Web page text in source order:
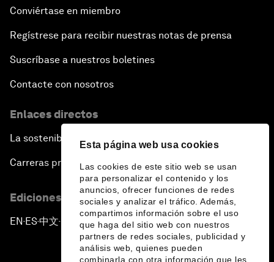
Esta página web usa cookies
Las cookies de este sitio web se usan
para personalizar el contenido y los
anuncios, ofrecer funciones de redes
sociales y analizar el tráfico. Además,
compartimos información sobre el uso
que haga del sitio web con nuestros
partners de redes sociales, publicidad y
análisis web, quienes pueden
combinarla con otra información que les
Conviértase en miembro
Regístrese para recibir nuestras notas de prensa
Suscríbase a nuestros boletines
Contacte con nosotros
Enlaces directos
La sostenibilidad en el Foro
Carreras profesionales
Ediciones en otros idiomas
EN ▪ ES▪中文▪ 日本語